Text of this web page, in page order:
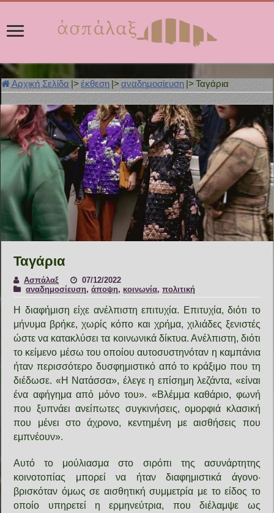
Αρχική Σελίδα |> έκθεση |> αναδημοσίευση |>Ταγάρια
Ταγάρια
Ασπάλαξ
07/12/2022
αναδημοσίευση,άποψη, κοινωνία,πολιτική
Η διαφήμιση είχε ανέλπιστη επιτυχία. Επιτυχία, διότι το
μήνυμα βρήκε, χωρίς κόπο και χρήμα, χιλιάδες ξενιστές
ώστε να κατακλύσει τα κοινωνικά δίκτυα. Ανέλπιστη, διότι
το κείμενο μέσω του οποίου αυτοσυστηνόταν η καμπάνια
ήταν περισσότερο δυσφημιστικό από το κράξιμο που τη
διέδωσε. «Η Νατάσσα», έλεγε η επίσημη λεζάντα, «είναι
ένα αφήγημα από μόνο του». «Βλέμμα καθάριο, φωνή
που ξυπνάει ανείπωτες συγκινήσεις, ομορφιά κλασική
που μένει στο άχρονο, κεντημένη με αισθήσεις που
εμπνέουν».
Αυτό το μούλιασμα στο σιρόπι της ασυνάρτητης
κοινοτοπίας μπορεί να ήταν διαφημιστικά άγονο·
βρισκόταν όμως σε αισθητική συμμετρία με το είδος το
οποίο υπηρετεί η ερμηνεύτρια, που διέλαμψε ως